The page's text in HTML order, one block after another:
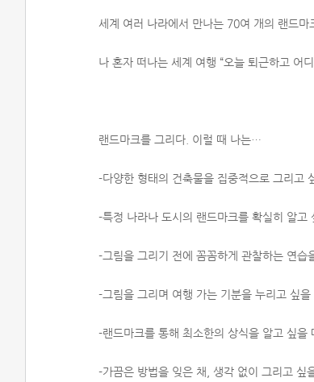
세계 여러 나라에서 만나는 70여 개의 랜드마
나 혼자 떠나는 세계 여행 “오늘 퇴근하고 어
랜드마크를 그리다. 이럴 때 나는…
-다양한 형태의 건축물을 집중적으로 그리고
-특정 나라나 도시의 랜드마크를 확실히 알고
-그림을 그리기 전에 꼼꼼하게 관찰하는 연습
-그림을 그리며 여행 가는 기분을 누리고 싶을
-랜드마크를 통해 최소한의 상식을 알고 싶을
-가끔은 방법을 잊은 채, 생각 없이 그리고 싶